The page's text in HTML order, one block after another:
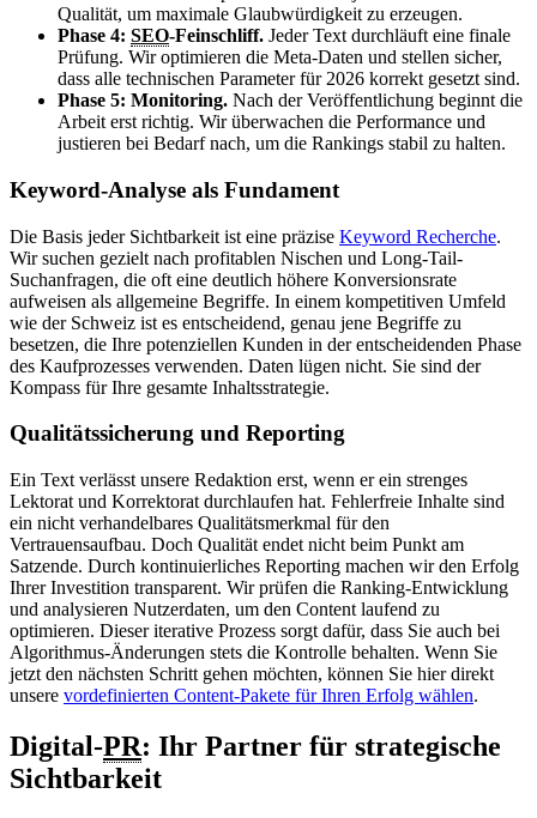
Qualität, um maximale Glaubwürdigkeit zu erzeugen.
Phase 4: SEO-Feinschliff. Jeder Text durchläuft eine finale
Prüfung. Wir optimieren die Meta-Daten und stellen sicher,
dass alle technischen Parameter für 2026 korrekt gesetzt sind.
Phase 5: Monitoring. Nach der Veröffentlichung beginnt die
Arbeit erst richtig. Wir überwachen die Performance und
justieren bei Bedarf nach, um die Rankings stabil zu halten.
Keyword-Analyse als Fundament
Die Basis jeder Sichtbarkeit ist eine präzise Keyword Recherche.
Wir suchen gezielt nach profitablen Nischen und Long-Tail-
Suchanfragen, die oft eine deutlich höhere Konversionsrate
aufweisen als allgemeine Begriffe. In einem kompetitiven Umfeld
wie der Schweiz ist es entscheidend, genau jene Begriffe zu
besetzen, die Ihre potenziellen Kunden in der entscheidenden Phase
des Kaufprozesses verwenden. Daten lügen nicht. Sie sind der
Kompass für Ihre gesamte Inhaltsstrategie.
Qualitätssicherung und Reporting
Ein Text verlässt unsere Redaktion erst, wenn er ein strenges
Lektorat und Korrektorat durchlaufen hat. Fehlerfreie Inhalte sind
ein nicht verhandelbares Qualitätsmerkmal für den
Vertrauensaufbau. Doch Qualität endet nicht beim Punkt am
Satzende. Durch kontinuierliches Reporting machen wir den Erfolg
Ihrer Investition transparent. Wir prüfen die Ranking-Entwicklung
und analysieren Nutzerdaten, um den Content laufend zu
optimieren. Dieser iterative Prozess sorgt dafür, dass Sie auch bei
Algorithmus-Änderungen stets die Kontrolle behalten. Wenn Sie
jetzt den nächsten Schritt gehen möchten, können Sie hier direkt
unsere vordefinierten Content-Pakete für Ihren Erfolg wählen.
Digital-PR: Ihr Partner für strategische
Sichtbarkeit